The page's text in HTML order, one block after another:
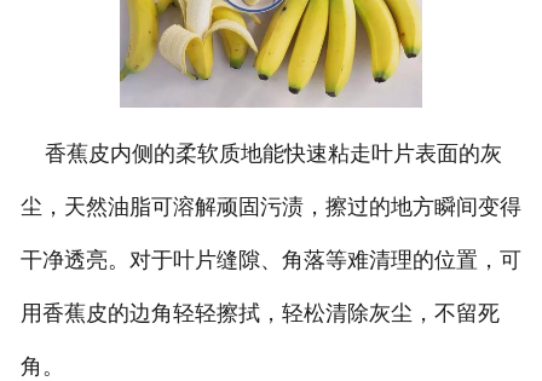
香蕉皮内侧的柔软质地能快速粘走叶片表面的灰
尘，天然油脂可溶解顽固污渍，擦过的地方瞬间变得
干净透亮。对于叶片缝隙、角落等难清理的位置，可
用香蕉皮的边角轻轻擦拭，轻松清除灰尘，不留死
角。